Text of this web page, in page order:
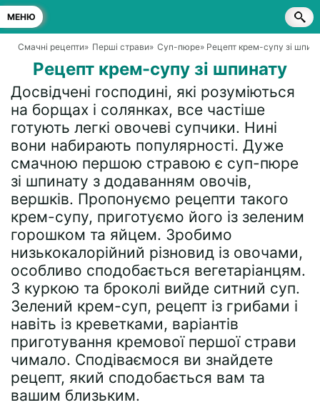
МЕНЮ
Смачні рецепти» Перші страви» Суп-пюре» Рецепт крем-супу зі
Рецепт крем-супу зі шпинату
Досвідчені господині, які розуміються
на борщах і солянках, все частіше
готують легкі овочеві супчики. Нині
вони набирають популярності. Дуже
смачною першою стравою є суп-пюре
зі шпинату з додаванням овочів,
вершків. Пропонуємо рецепти такого
крем-супу, приготуємо його із зеленим
горошком та яйцем. Зробимо
низькокалорійний різновид із овочами,
особливо сподобається вегетаріанцям.
З куркою та броколі вийде ситний суп.
Зелений крем-суп, рецепт із грибами і
навіть із креветками, варіантів
приготування кремової першої страви
чимало. Сподіваємося ви знайдете
рецепт, який сподобається вам та
вашим близьким.